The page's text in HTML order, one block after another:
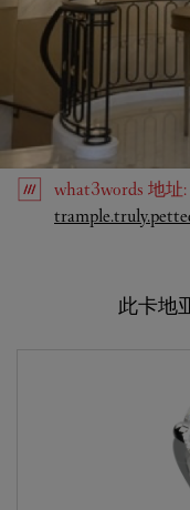
what3words 地址:
此卡地